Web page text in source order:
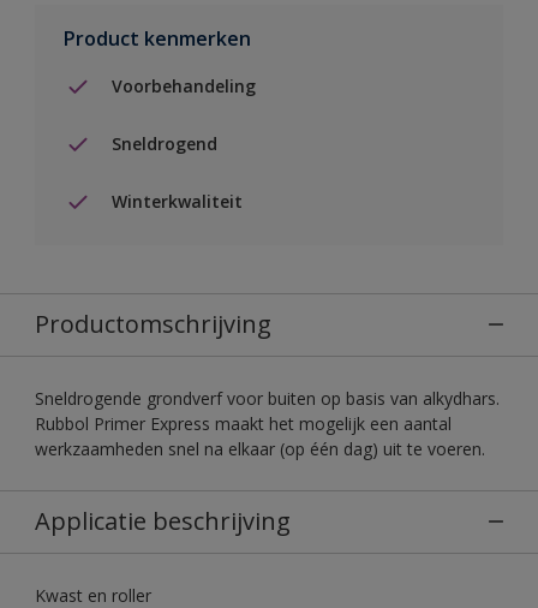
Product kenmerken
Voorbehandeling
Sneldrogend
Winterkwaliteit
Productomschrijving
Sneldrogende grondverf voor buiten op basis van alkydhars.
Rubbol Primer Express maakt het mogelijk een aantal
werkzaamheden snel na elkaar (op één dag) uit te voeren.
Applicatie beschrijving
Kwast en roller